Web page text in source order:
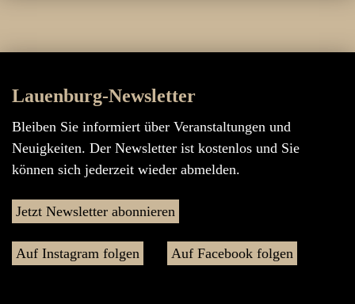
Lauenburg-Newsletter
Bleiben Sie informiert über Veranstaltungen und
Neuigkeiten. Der Newsletter ist kostenlos und Sie
können sich jederzeit wieder abmelden.
Jetzt Newsletter abonnieren
Auf Instagram folgen Auf Facebook folgen